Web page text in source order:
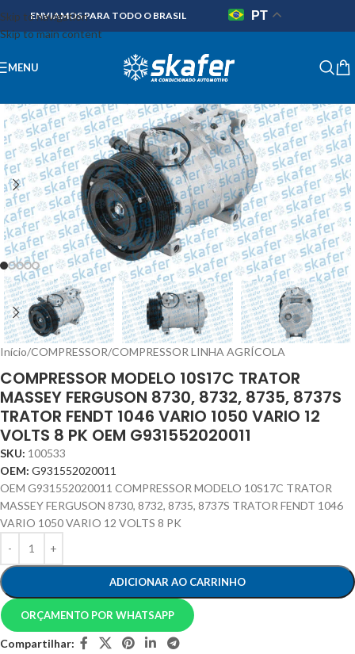
Skip to navigation
Skip to main content
ENVIAMOS PARA TODO O BRASIL PT
MENU
Início/COMPRESSOR/COMPRESSOR LINHA AGRÍCOLA
COMPRESSOR MODELO 10S17C TRATOR
MASSEY FERGUSON 8730, 8732, 8735, 8737S
TRATOR FENDT 1046 VARIO 1050 VARIO 12
VOLTS 8 PK OEM G931552020011
SKU: 100533
OEM: G931552020011
OEM G931552020011 COMPRESSOR MODELO 10S17C TRATOR
MASSEY FERGUSON 8730, 8732, 8735, 8737S TRATOR FENDT 1046
VARIO 1050 VARIO 12 VOLTS 8 PK
ADICIONAR AO CARRINHO
ORÇAMENTO POR WHATSAPP
Compartilhar: